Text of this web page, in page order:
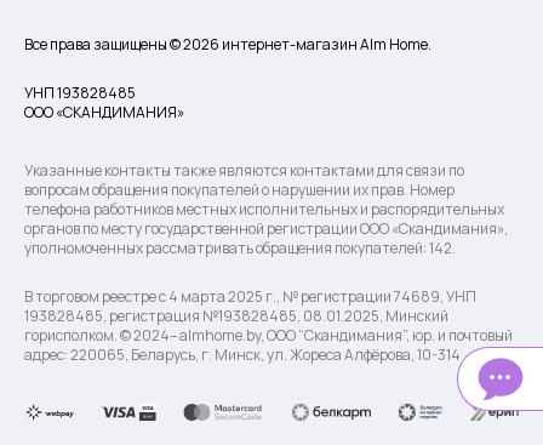
Все права защищены © 2026 интернет-магазин Alm Home.
УНП 193828485
ООО «СКАНДИМАНИЯ»
Указанные контакты также являются контактами для связи по
вопросам обращения покупателей о нарушении их прав. Номер
телефона работников местных исполнительных и распорядительных
органов по месту государственной регистрации ООО «Скандимания»,
уполномоченных рассматривать обращения покупателей: 142.
В торговом реестре с 4 марта 2025 г., № регистрации 74689, УНП
193828485, регистрация №193828485, 08.01.2025, Минский
горисполком. © 2024– almhome.by, ООО “Скандимания”, юр. и почтовый
адрес: 220065, Беларусь, г. Минск, ул. Жореса Алфёрова, 10-314